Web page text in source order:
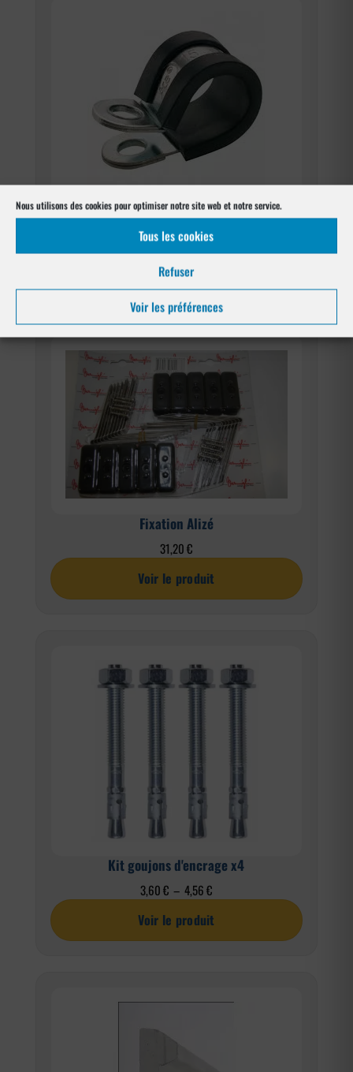
Nous utilisons des cookies pour optimiser notre site web et notre service.
Tous les cookies
Refuser
Voir les préférences
Cavalier de fixation
1,44€
Voir le produit
Fixation Alizé
31,20€
Voir le produit
Kit goujons d'encrage x4
3,60€ – 4,56€Plage
prix :
3,60 €
Voir le produit